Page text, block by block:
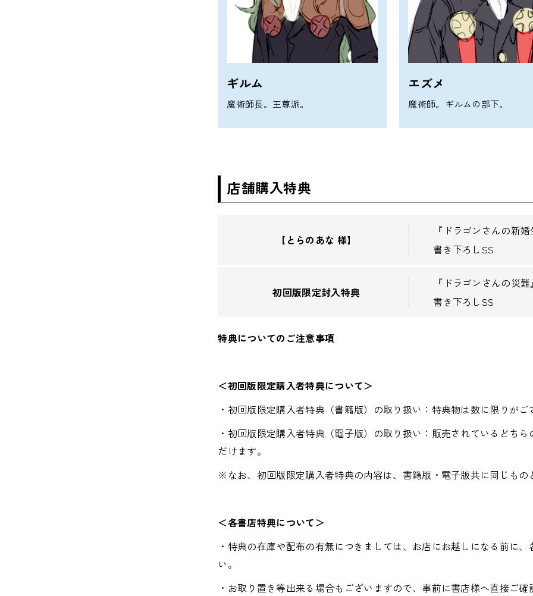
ギルム
魔術師長。王尊派。
エズメ
魔術師。ギルムの部下。
店舗購入特典
【とらのあな 様】
『ドラゴンさんの新婚
書き下ろしSS
初回版限定封入特典
『ドラゴンさんの災難
書き下ろしSS
特典についてのご注意事項
＜初回版限定購入者特典について＞
・初回版限定購入者特典（書籍版）の取り扱い：特典物は数に限りがご
・初回版限定購入者特典（電子版）の取り扱い：販売されているどち
だけます。
※なお、初回版限定購入者特典の内容は、書籍版・電子版共に同じもの
＜各書店特典について＞
・特典の在庫や配布の有無につきましては、お店にお越しになる前に
い。
・お取り置き等出来る場合もございますので、事前に書店様へ直接ご確